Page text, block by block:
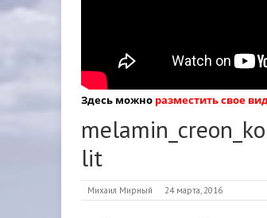
Здесь можно разместить свое
lit
Михаил Мирный 24 марта, 2016